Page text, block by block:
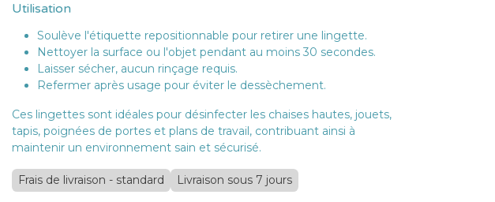
Utilisation
Soulève l'étiquette repositionnable pour retirer une lingette.
Nettoyer la surface ou l'objet pendant au moins 30 secondes.
Laisser sécher, aucun rinçage requis.
Refermer après usage pour éviter le dessèchement.
Ces lingettes sont idéales pour désinfecter les chaises hautes, jouets,
tapis, poignées de portes et plans de travail, contribuant ainsi à
maintenir un environnement sain et sécurisé.
Frais de livraison - standard Livraison sous 7 jours